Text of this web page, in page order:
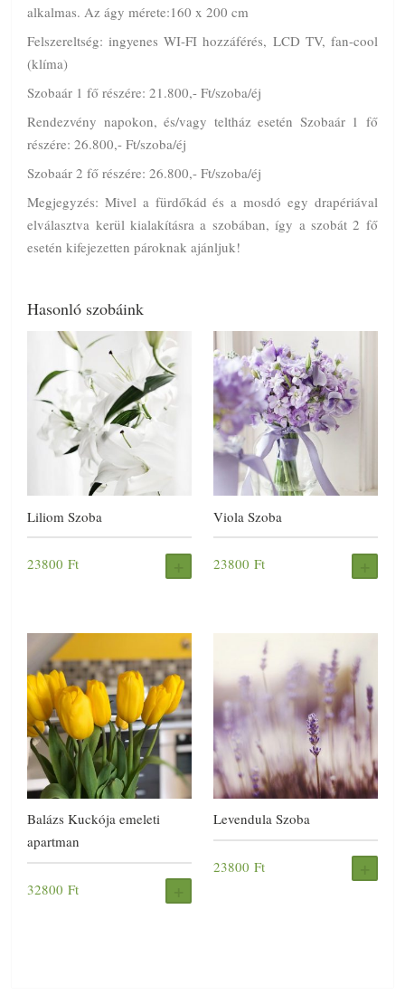
alkalmas. Az ágy mérete:160 x 200 cm
Felszereltség: ingyenes WI-FI hozzáférés, LCD TV, fan-cool
(klíma)
Szobaár 1 fő részére: 21.800,- Ft/szoba/éj
Rendezvény napokon, és/vagy teltház esetén Szobaár 1 fő
részére: 26.800,- Ft/szoba/éj
Szobaár 2 fő részére: 26.800,- Ft/szoba/éj
Megjegyzés: Mivel a fürdőkád és a mosdó egy drapériával
elválasztva kerül kialakításra a szobában, így a szobát 2 fő
esetén kifejezetten pároknak ajánljuk!
Hasonló szobáink
Liliom Szoba
23800Ft FOGLALÁS
Viola Szoba
23800 Ft
Balázs Kuckója emeleti
apartman
32800Ft
Levendula Szoba
23800 Ft